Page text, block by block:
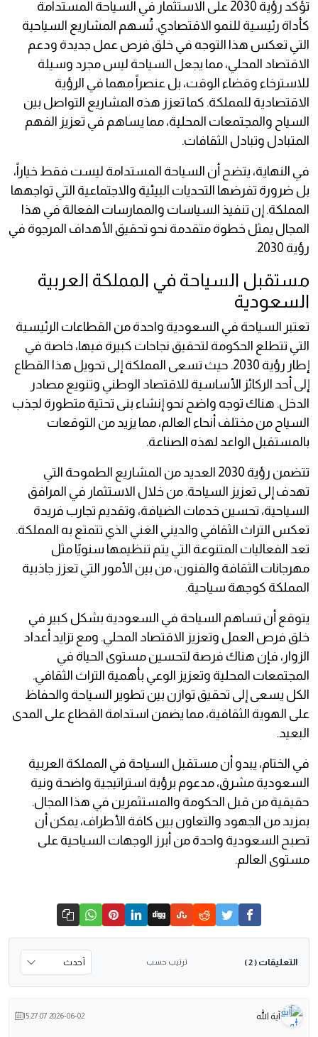
تؤكد رؤية 2030 على الاستثمار في السياحة المستدامة
كأداة رئيسية للنمو الاقتصادي. تُسهم المشاريع السياحية
التي تعكس هذا التوجه في خلق فرص عمل جديدة ودعم
الاقتصاد المحلي، مما يجعل السياحة ليس مجرد وسيلة
للاسترخاء وقضاء الوقت، بل عنصراً مهما في الرؤية
الاقتصادية للمملكة. كما تعزز هذه المشاريع التواصل بين
السياح والمجتمعات المحلية، مما يساهم في تعزيز الفهم
المتبادل وتبادل الثقافات.
في النهاية، يتضح أن السياحة المستدامة ليست فقط خياراً،
بل ضرورة تفرضها التحديات البيئية والاجتماعية التي تواجهها
المملكة. إن تنفيذ السياسات والممارسات الفعالة في هذا
المجال يمثل خطوة متقدمة نحو تحقيق الأهداف المرجوة في
رؤية 2030.
مستقبل السياحة في المملكة العربية
السعودية
تعتبر السياحة في السعودية واحدة من القطاعات الرئيسية
التي تتطلع الحكومة لتحقيق نجاحات كبيرة فيها، خاصة في
إطار رؤية 2030. حيث تسعى المملكة إلى تحويل هذا القطاع
إلى أحد الركائز الأساسية للاقتصاد الوطني وتنويع مصادر
الدخل. هناك توجه واضح نحو إنشاء بنى تحتية متطورة لجذب
السياح من مختلف أنحاء العالم، مما يزيد من التوقعات
بالمستقبل الواعد لهذه الصناعة.
تتضمن رؤية 2030 العديد من المشاريع الطموحة التي
تهدف إلى تعزيز السياحة. من خلال الاستثمار في المرافق
السياحية، تحسين خدمات الضيافة، وتقديم تجارب فريدة
تعكس التراث الثقافي والديني الغني الذي تتمتع به المملكة.
تعد الفعاليات المتنوعة التي يتم تنظيمها سنويًا مثل
مهرجانات الثقافة والفنون، من بين الأمور التي تعزز جاذبية
المملكة كوجهة سياحية.
يتوقع أن تساهم السياحة في السعودية بشكل كبير في
خلق فرص العمل وتعزيز الاقتصاد المحلي. ومع تزايد أعداد
الزوار، فإن هناك فرصة لتحسين مستوى الحياة في
المجتمعات المحلية وتعزيز الوعي بأهمية التراث الثقافي.
الكل يسعى إلى تحقيق توازن بين تطوير السياحة والحفاظ
على الهوية الثقافية، مما يضمن استدامة القطاع على المدى
البعيد.
في الختام، يبدو أن مستقبل السياحة في المملكة العربية
السعودية مشرق، مدعوم برؤية استراتيجية واضحة ونية
حقيقية من قبل الحكومة والمستثمرين في هذا المجال.
بمزيد من الجهود والتعاون بين كافة الأطراف، يمكن أن
تصبح السعودية واحدة من أبرز الوجهات السياحية على
مستوى العالم.
التعليقات ( 2 ) ترتيب حسب
آية الله 2026-06-02 15:27:07